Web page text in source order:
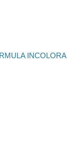
INCOLORA